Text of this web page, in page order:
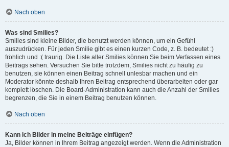
Nach oben
Was sind Smilies?
Smilies sind kleine Bilder, die benutzt werden können, um ein Gefühl
auszudrücken. Für jeden Smilie gibt es einen kurzen Code, z. B. bedeutet :)
fröhlich und :( traurig. Die Liste aller Smilies können Sie beim Verfassen eines
Beitrags sehen. Versuchen Sie bitte trotzdem, Smilies nicht zu häufig zu
benutzen, sie können einen Beitrag schnell unlesbar machen und ein
Moderator könnte deshalb Ihren Beitrag entsprechend überarbeiten oder gar
komplett löschen. Die Board-Administration kann auch die Anzahl der Smilies
begrenzen, die Sie in einem Beitrag benutzen können.
Nach oben
Kann ich Bilder in meine Beiträge einfügen?
Ja, Bilder können in Ihrem Beitrag angezeigt werden. Wenn die Administration